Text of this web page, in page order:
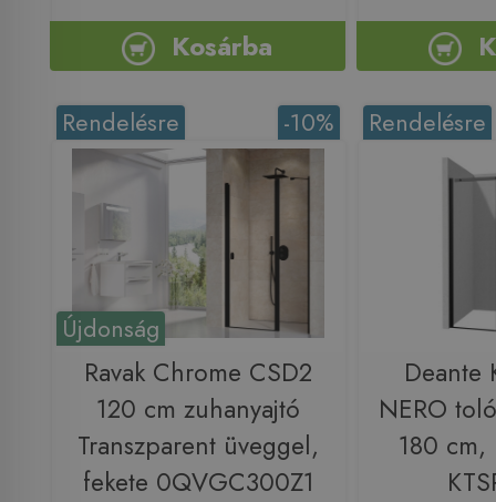
Kosárba
Újdonság
-10%
Rendelésre
Ravak Chrome CSD2
120 cm zuhanyajtó
Transzparent üveggel,
fekete 0QVGC300Z1
Rendelésre
Deante
NERO
180 cm,